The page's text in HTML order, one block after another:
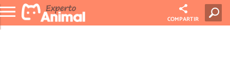
COMPARTIR